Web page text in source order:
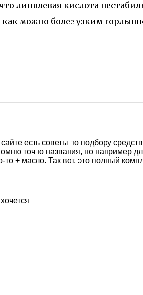
линолевая кислота
можно более узким
есть советы по подбору
точно названия, но например
+ масло. Так вот, это полный